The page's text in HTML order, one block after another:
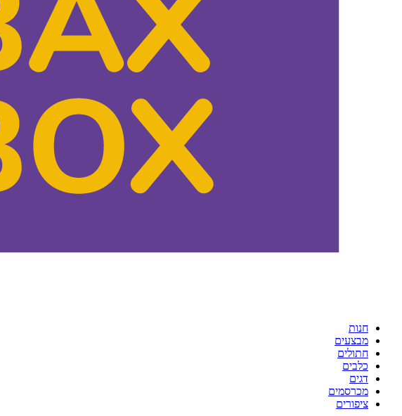
חנות
מבצעים
חתולים
כלבים
דגים
מכרסמים
ציפורים